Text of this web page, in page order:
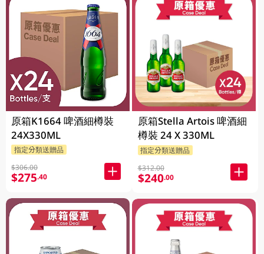
原箱K1664 啤酒細樽裝
24X330ML
指定分類送贈品
$306.00
$275.40
原箱Stella Artois 啤酒細
樽裝 24 X 330ML
指定分類送贈品
$312.00
$240.00